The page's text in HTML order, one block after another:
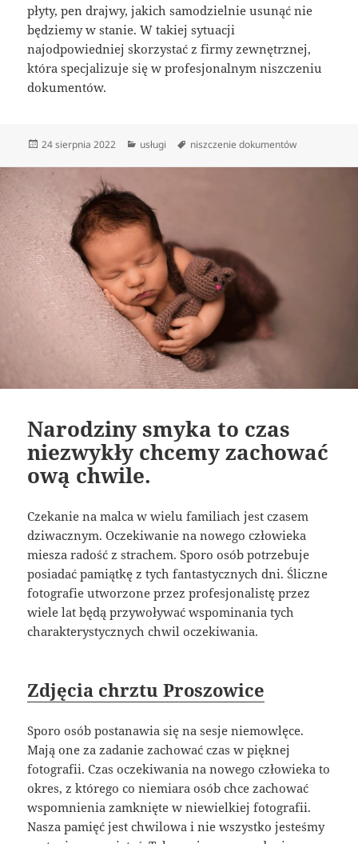
płyty, pen drajwy, jakich samodzielnie usunąć nie
będziemy w stanie. W takiej sytuacji
najodpowiedniej skorzystać z firmy zewnętrznej,
która specjalizuje się w profesjonalnym niszczeniu
dokumentów.
Data
24 sierpnia 2022 Kategorie
usługi Tagi
niszczenie dokumentów
Narodziny smyka to czas
niezwykły chcemy zachować
ową chwile.
Czekanie na malca w wielu familiach jest czasem
dziwacznym. Oczekiwanie na nowego człowieka
miesza radość z strachem. Sporo osób potrzebuje
posiadać pamiątkę z tych fantastycznych dni. Śliczne
fotografie utworzone przez profesjonalistę przez
wiele lat będą przywoływać wspominania tych
charakterystycznych chwil oczekiwania.
Zdjęcia chrztu Proszowice
Sporo osób postanawia się na sesje niemowlęce.
Mają one za zadanie zachować czas w pięknej
fotografii. Czas oczekiwania na nowego człowieka to
okres, z którego co niemiara osób chce zachować
wspomnienia zamknięte w niewielkiej fotografii.
Nasza pamięć jest chwilowa i nie wszystko jesteśmy